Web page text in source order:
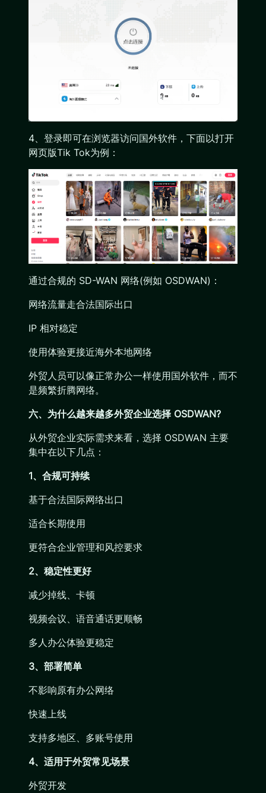
4、登录即可在浏览器访问国外软件，下面以打开
网页版Tik Tok为例：
通过合规的 SD-WAN 网络(例如 OSDWAN)：
网络流量走合法国际出口
IP 相对稳定
使用体验更接近海外本地网络
外贸人员可以像正常办公一样使用国外软件，而不
是频繁折腾网络。
六、为什么越来越多外贸企业选择 OSDWAN?
从外贸企业实际需求来看，选择 OSDWAN 主要
集中在以下几点：
1、合规可持续
基于合法国际网络出口
适合长期使用
更符合企业管理和风控要求
2、稳定性更好
减少掉线、卡顿
视频会议、语音通话更顺畅
多人办公体验更稳定
3、部署简单
不影响原有办公网络
快速上线
支持多地区、多账号使用
4、适用于外贸常见场景
外贸开发